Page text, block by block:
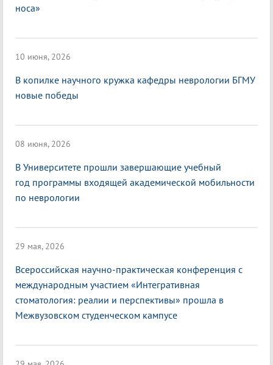
носа»
10 июня, 2026
В копилке научного кружка кафедры неврологии БГМУ
новые победы
08 июня, 2026
В Университете прошли завершающие учебный
год программы входящей академической мобильности
по неврологии
29 мая, 2026
Всероссийская научно-практическая конференция с
международным участием «Интегративная
стоматология: реалии и перспективы» прошла в
Межвузовском студенческом кампусе